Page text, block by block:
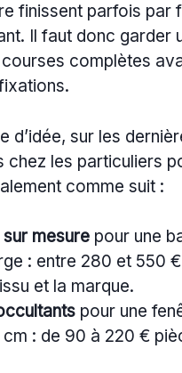
finissent parfois par
Il faut donc garder
complètes
d’idée, sur les
chez les particuliers
comme suit :
mesure pour une
: entre 280 et 550
et la marque.
pour une
: de 90 à 220 €